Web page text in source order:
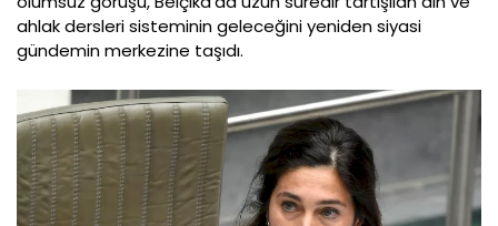
ahlak dersleri sisteminin geleceğini yeniden siyasi
gündemin merkezine taşıdı.